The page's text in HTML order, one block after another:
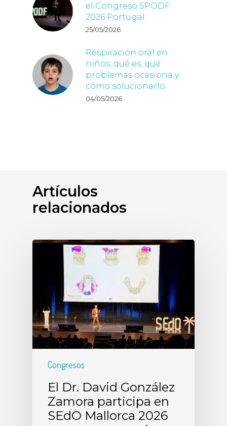
el Congreso SPODF
2026 Portugal
25/05/2026
Respiración oral en
niños: qué es, qué
problemas ocasiona y
cómo solucionarlo
04/05/2026
Artículos
relacionados
Congresos
El Dr. David González
Zamora participa en
SEdO Mallorca 2026